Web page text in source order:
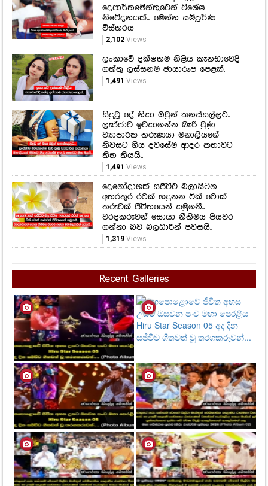
දෙපාර්තමේන්තුවෙන් විශේෂ
නිවේදනයක්... මෙන්න සම්පූර්ණ
විස්තරය
2,102Views
ලංකාවේ දක්ෂතම නිළිය කැනඩාවෙදි
ගත්තු ලස්සනම ඡායාරූප පෙළක්.
1,491 Views
සිදුවූ දේ නිසා ඔවුන් කනස්සල්ලට..
ලැජ්ජාව ඉවසාගන්න බැරි වුණු
ව්‍යාපාරික තරුණයා මනාලියගේ
නිවසට ගිය දවසේම ආදර කතාවට
තිත තියයි..
1,491 Views
දෙනෝදාහක් සජීවීව බලාසිටින
අතරතුර රටක් හඳුනන ටික් ටොක්
තරුවක් ජීවිතයෙන් සමුගනී..
වරදකරුවන් සොයා නීතිමය පියවර
ගන්නා බව බලධාරීන් පවසයි..
1,319Views
Recent Galleries